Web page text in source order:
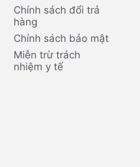
Chính sách đổi trả
hàng
Chính sách bảo mật
Miễn trừ trách
nhiệm y tế